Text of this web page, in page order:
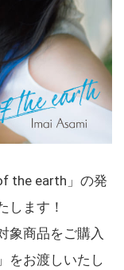
the earth」の発
します！
象商品をご購入
をお渡しいたし